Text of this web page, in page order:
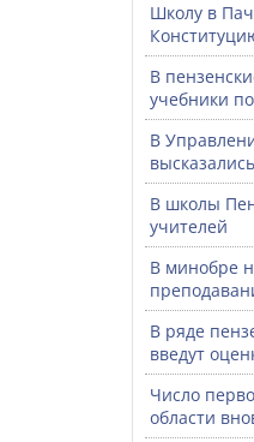
Школу в
В
учебники
В
В школы
учителей
В минобре
В ряде
введут
Число
области